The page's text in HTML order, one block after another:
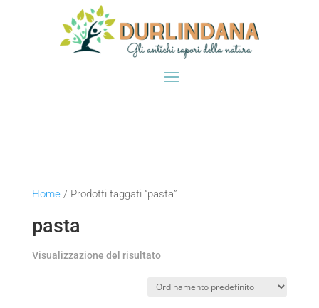
Home/ Prodotti taggati “pasta”
pasta
Visualizzazione del risultato